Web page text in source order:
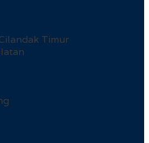
Timur